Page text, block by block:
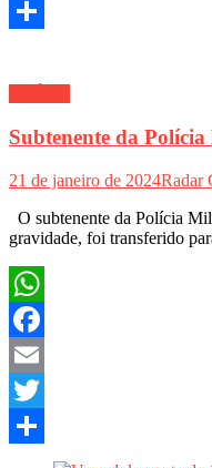
Twitter
Subtenente da
21 de janeiro de 2024Radar
O subtenente da Polícia
gravidade, foi transferido
WhatsApp
Facebook
Email
Twitter